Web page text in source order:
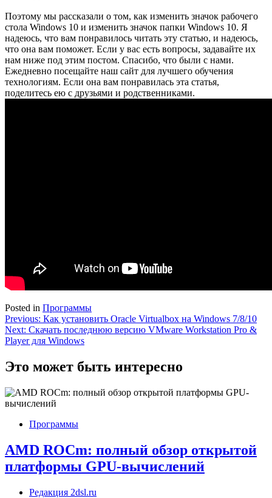
Поэтому мы рассказали о том, как изменить значок рабочего
стола Windows 10 и изменить значок папки Windows 10. Я
надеюсь, что вам понравилось читать эту статью, и надеюсь,
что она вам поможет. Если у вас есть вопросы, задавайте их
нам ниже под этим постом. Спасибо, что были с нами.
Ежедневно посещайте наш сайт для лучшего обучения
технологиям. Если она вам понравилась эта статья,
поделитесь ею с друзьями и родственниками.
Posted in Программы
Навигация
по
Previous: Как установить Oracle Virtualbox на Windows 7/8/10
Next: Скачать последнюю версию VMware Workstation Pro &
Player для Windows
Это может быть интересно
Программы
AMD ROCm: полный обзор открытой
платформы GPU-вычислений
Редакция 2dsl.ru